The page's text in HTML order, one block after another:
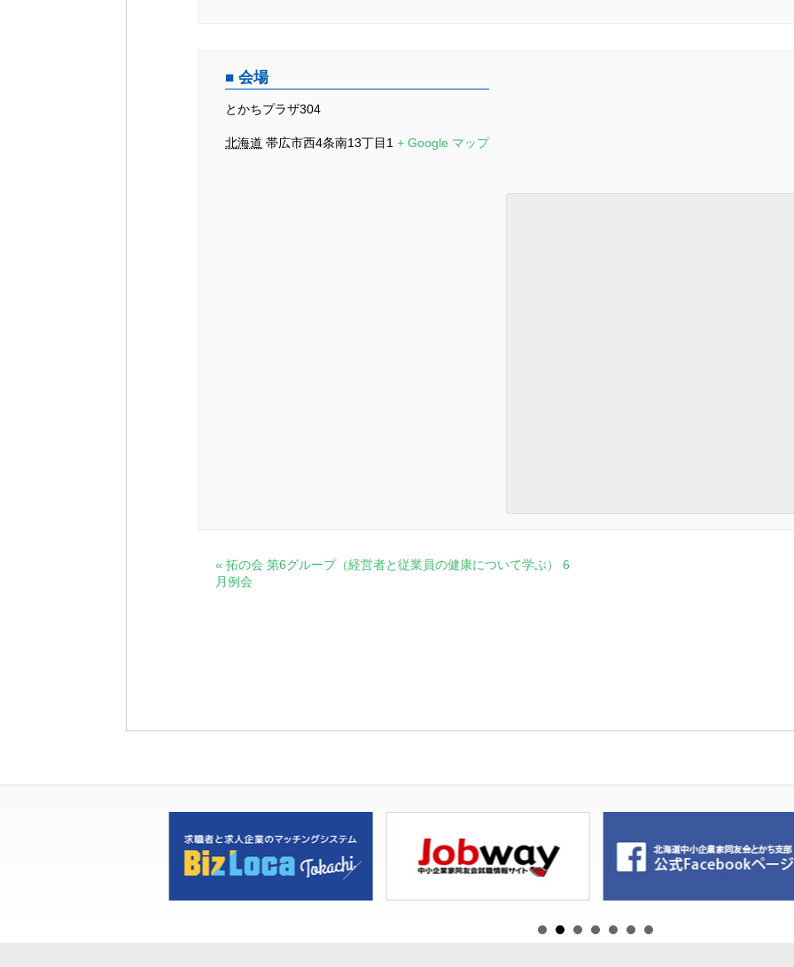
会場
とかちプラザ304
北海道 帯広市西4条南13丁目1 + Google マップ
イ
ベ
ー
« 拓の会 第6グループ（経営者と従業員の健康について学ぶ） 6
月例会